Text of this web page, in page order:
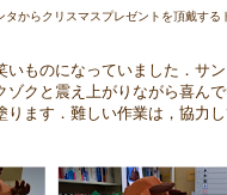
タからクリスマスプレゼントを頂戴する
ものになっていました．サ
クと震え上がりながら喜ん
ります．難しい作業は，協力